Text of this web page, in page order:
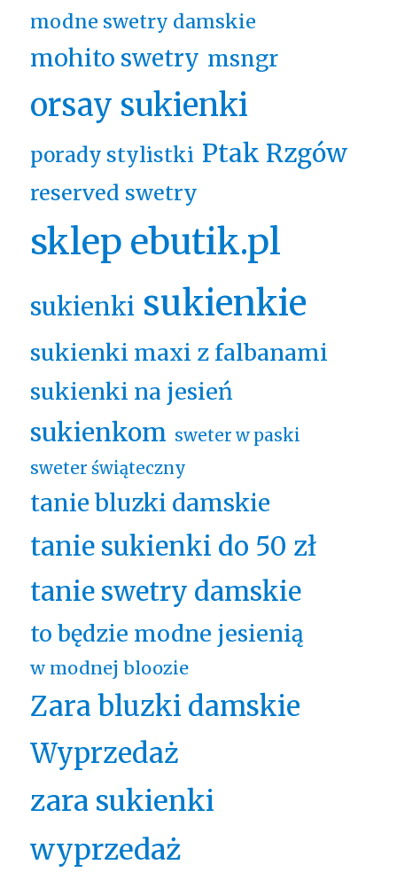
modne swetry damskie
mohito swetry msngr
orsay sukienki
porady stylistki Ptak Rzgów
reserved swetry
sklep ebutik.pl
sukienki sukienkie
sukienki maxi z falbanami
sukienki na jesień
sukienkom sweter w paski
sweter świąteczny
tanie bluzki damskie
tanie sukienki do 50 zł
tanie swetry damskie
to będzie modne jesienią
w modnej bloozie
Zara bluzki damskie
Wyprzedaż
zara sukienki
wyprzedaż